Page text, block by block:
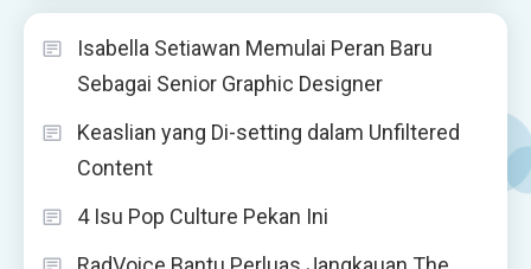
Isabella Setiawan Memulai Peran Baru
Sebagai Senior Graphic Designer
Keaslian yang Di-setting dalam Unfiltered
Content
4 Isu Pop Culture Pekan Ini